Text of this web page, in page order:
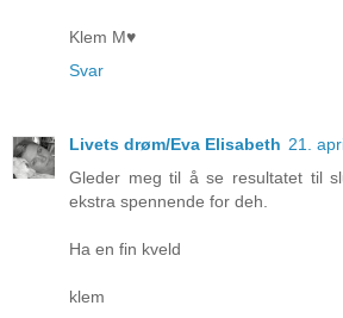
Klem M♥
Svar
Livets drøm/Eva Elisabeth 21.
Gleder meg til å se resultatet til
ekstra spennende for deh.
Ha en fin kveld
klem